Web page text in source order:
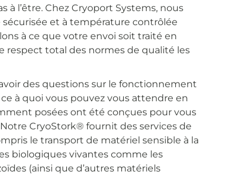
à l’être. Chez Cryoport Systems, nous
et à température contrôlée
à ce que votre envoi soit traité en
respect total des normes de qualité les
des questions sur le fonctionnement
à quoi vous pouvez vous attendre en
posées ont été conçues pour vous
Notre CryoStork® fournit des services de
le transport de matériel sensible à la
biologiques vivantes comme les
(ainsi que d’autres matériels